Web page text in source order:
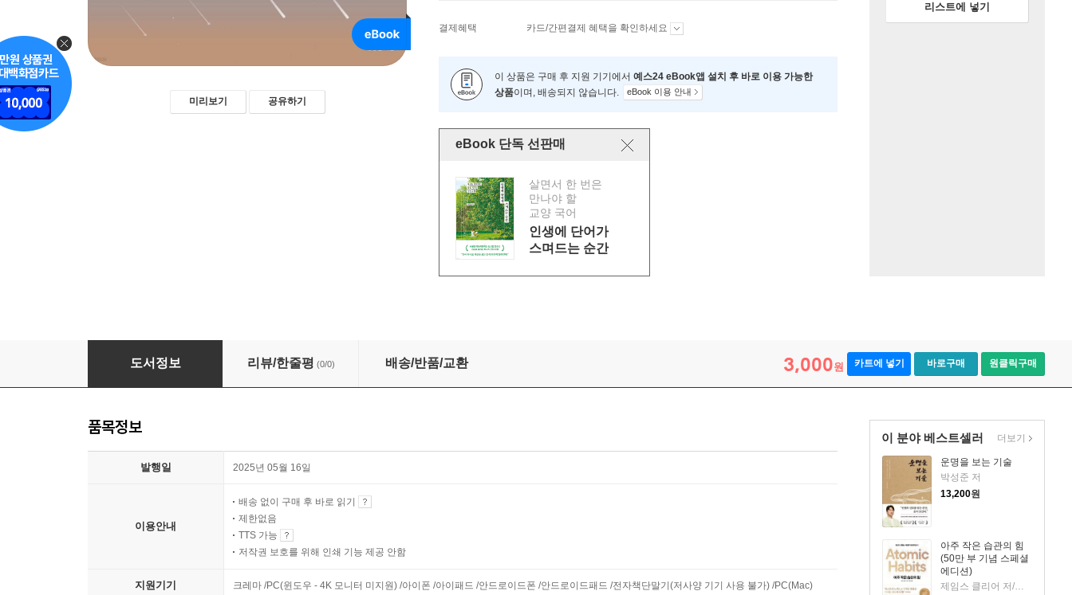
미리보기 공유하기
결제혜택 카드/간편결제 혜택을 확인하세요
이 상품은 구매 후 지원 기기에서 예스24 eBook앱 설치 후 바로 이용 가능한
상품이며, 배송되지 않습니다. eBook 이용 안내
eBook 단독 선판매
살면서 한 번은
만나야 할
교양 국어
인생에 단어가
스며드는 순간
리스트에 넣기
10년 후를 결정하는 단 하나의 태도
도서정보 리뷰/한줄평 (0/0) 배송/반품/교환 3,000원 카트에 넣기 바로구매 원클릭구매
이 분야 베스트셀러
운명을 보는 기술
박성준 저
13,200원
아주 작은 습관의 힘
(50만 부 기념 스페셜
에디션)
제임스 클리어 저/이한이 역
더보기
품목정보
발행일 2025년 05월 16일
이용안내
배송 없이 구매 후 바로 읽기
제한없음
TTS 가능
저작권 보호를 위해 인쇄 기능 제공 안함
지원기기 크레마 /PC(윈도우 - 4K 모니터 미지원) /아이폰 /아이패드 /안드로이드폰 /안드로이드패드 /전자책단말기(저사양 기기 사용 불가) /PC(Mac)